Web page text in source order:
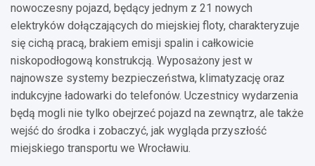
nowoczesny pojazd, będący jednym z 21 nowych
elektryków dołączających do miejskiej floty, charakteryzuje
się cichą pracą, brakiem emisji spalin i całkowicie
niskopodłogową konstrukcją. Wyposażony jest w
najnowsze systemy bezpieczeństwa, klimatyzację oraz
indukcyjne ładowarki do telefonów. Uczestnicy wydarzenia
będą mogli nie tylko obejrzeć pojazd na zewnątrz, ale także
wejść do środka i zobaczyć, jak wygląda przyszłość
miejskiego transportu we Wrocławiu.